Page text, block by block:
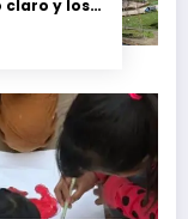
y los